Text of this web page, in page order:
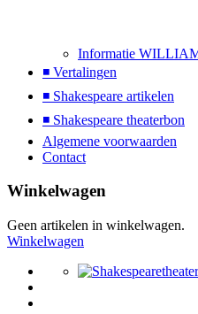
Informatie
◾ Vertalingen
◾ Shakespeare artikelen
◾ Shakespeare theaterbon
Algemene voorwaarden
Contact
Winkelwagen
Geen artikelen in winkelwagen.
Winkelwagen